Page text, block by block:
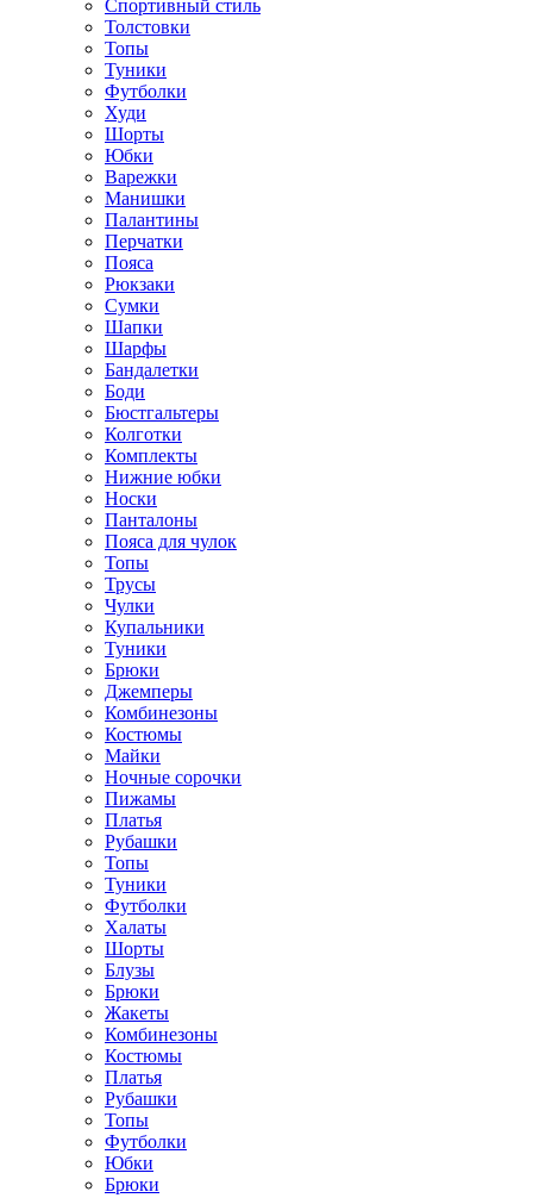
Спортивный стиль
Толстовки
Топы
Туники
Футболки
Худи
Шорты
Юбки
Варежки
Манишки
Палантины
Перчатки
Пояса
Рюкзаки
Сумки
Шапки
Шарфы
Бандалетки
Боди
Бюстгальтеры
Колготки
Комплекты
Нижние юбки
Носки
Панталоны
Поясa для чулок
Топы
Трусы
Чулки
Купальники
Туники
Брюки
Джемперы
Комбинезоны
Костюмы
Майки
Ночные сорочки
Пижамы
Платья
Рубашки
Топы
Туники
Футболки
Халаты
Шорты
Блузы
Брюки
Жакеты
Комбинезоны
Костюмы
Платья
Рубашки
Топы
Футболки
Юбки
Брюки